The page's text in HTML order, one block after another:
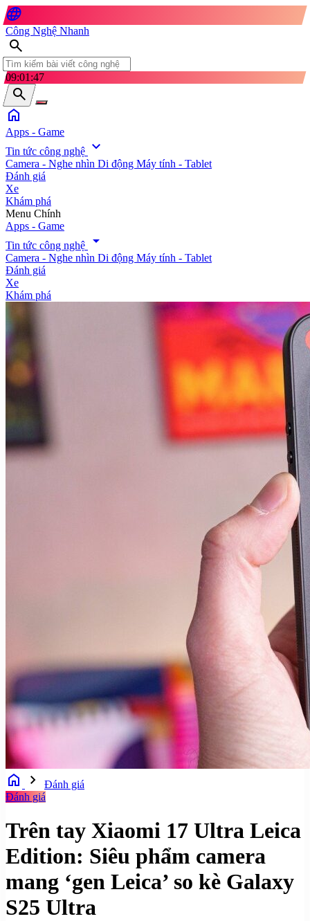
language
Công Nghệ Nhanh
search
09:01:48
search
home
Apps - Game
Tin tức công nghệ expand_more
Camera - Nghe nhìn Di động Máy tính - Tablet
Đánh giá
Xe
Khám phá
search
Menu Chính
Apps - Game
Tin tức công nghệ
arrow_drop_down
Camera - Nghe nhìn Di động Máy tính - Tablet
Đánh giá
Xe
Khám phá
home chevron_right
Đánh giá
Đánh giá
Trên tay Xiaomi 17 Ultra Leica
Edition: Siêu phẩm camera
mang ‘gen Leica’ so kè Galaxy
S25 Ultra